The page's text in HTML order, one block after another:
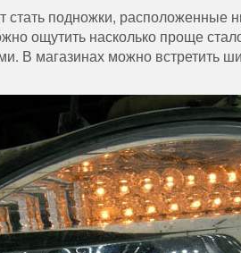
подножки, расположенные
ощутить насколько проще
В магазинах можно встретить